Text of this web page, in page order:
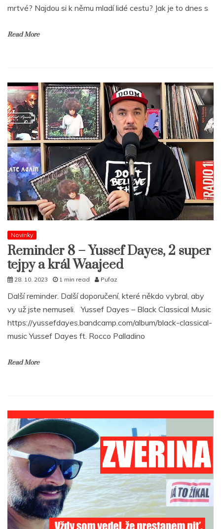
mrtvé? Najdou si k němu mladí lidé cestu? Jak je to dnes s
Read More
Novinky
Reminder 8 – Yussef Dayes, 2 super
tejpy a král Waajeed
28. 10. 2023 1 min read Pufaz
Další reminder. Další doporučení, které někdo vybral, aby
vy už jste nemuseli. Yussef Dayes – Black Classical Music
https://yussefdayes.bandcamp.com/album/black-classical-
music Yussef Dayes ft. Rocco Palladino
Read More